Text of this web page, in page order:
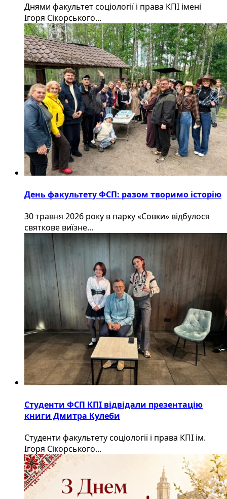
Днями факультет соціології і права КПІ імені
Ігоря Сікорського...
День факультету ФСП: разом творимо історію
30 травня 2026 року в парку «Совки» відбулося
святкове виїзне...
Студенти ФСП КПІ відвідали презентацію
книги Дмитра Кулеби
Студенти факультету соціології і права КПІ ім.
Ігоря Сікорського...